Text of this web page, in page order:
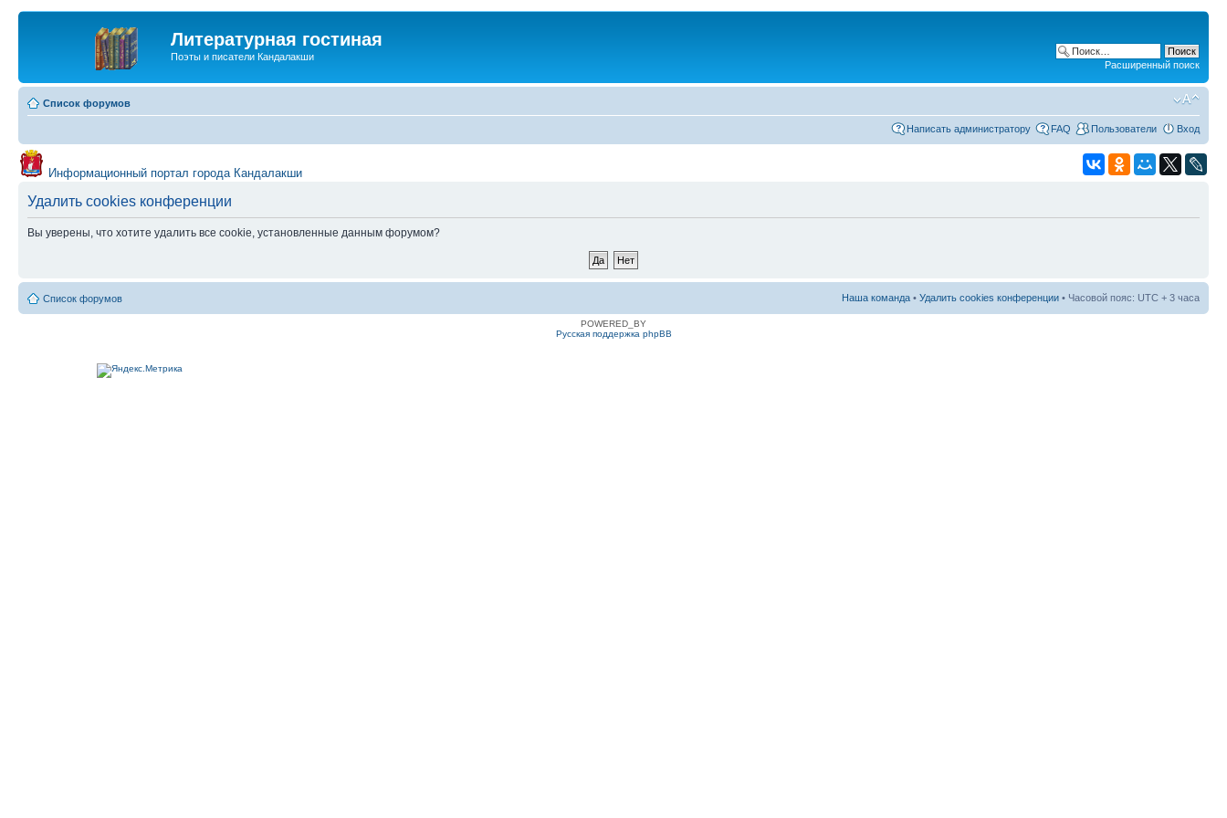
Литературная гостиная
Поэты и писатели Кандалакши
Расширенный поиск
Список форумов
Написать администратору FAQ Пользователи Вход
Информационный портал города Кандалакши
Удалить cookies конференции
Вы уверены, что хотите удалить все cookie, установленные данным форумом?
Список форумов Наша команда • Удалить cookies конференции • Часовой пояс: UTC + 3 часа
POWERED_BY
Русская поддержка phpBB